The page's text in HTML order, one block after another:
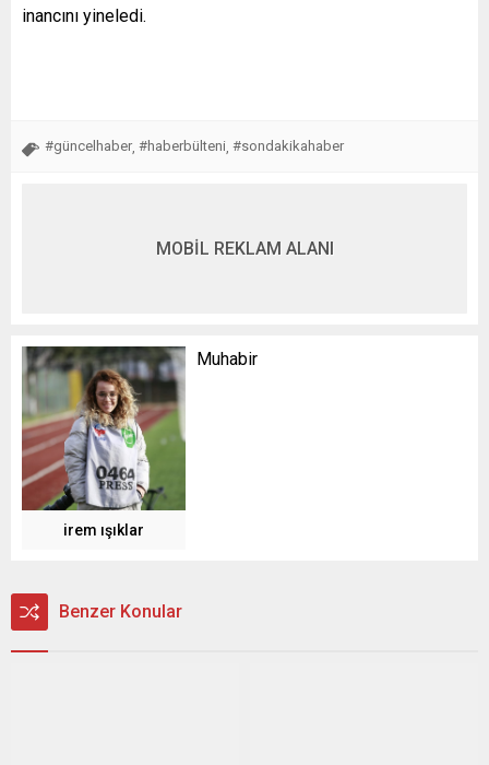
inancını yineledi.
#güncelhaber #haberbülteni #sondakikahaber
MOBİL REKLAM ALANI
irem ışıklar
Muhabir
Benzer Konular